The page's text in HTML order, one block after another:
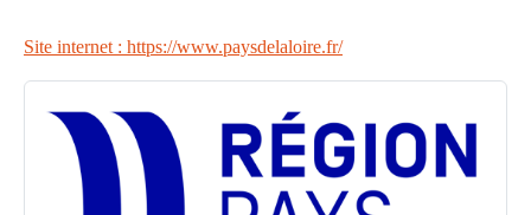
Site internet : https://www.paysdelaloire.fr/